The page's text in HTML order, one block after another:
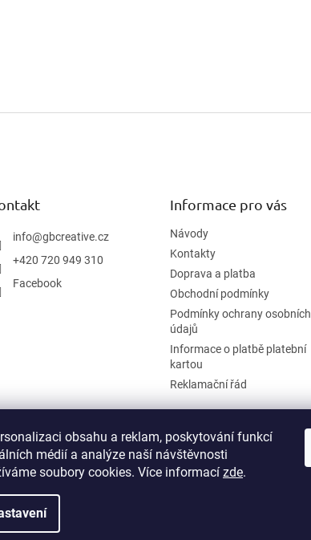
obsahu a reklam, poskytování funkcí
médií a analýze naší návštěvnosti
soubory cookies. Více informací zde.
info@gbcreative.cz
+420 720 949 310
Facebook
Informace pro vás
Návody
Kontakty
Doprava a platba
Obchodní podmínky
Podmínky ochrany osobních
údajů
Informace o platbě platební
kartou
Reklamační řád